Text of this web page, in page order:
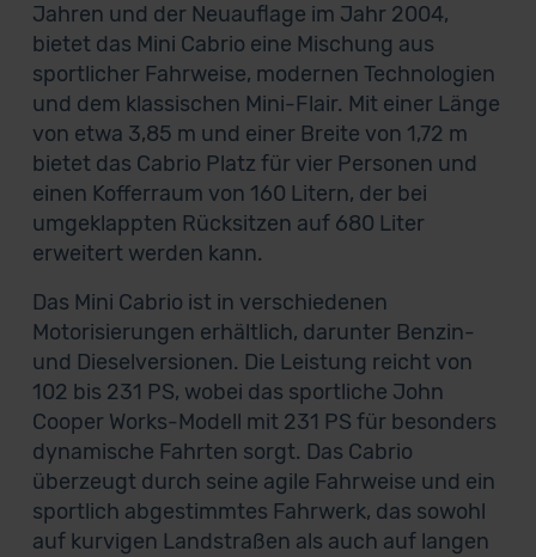
Jahren und der Neuauflage im Jahr 2004,
bietet das Mini Cabrio eine Mischung aus
sportlicher Fahrweise, modernen Technologien
und dem klassischen Mini-Flair. Mit einer Länge
von etwa 3,85 m und einer Breite von 1,72 m
bietet das Cabrio Platz für vier Personen und
einen Kofferraum von 160 Litern, der bei
umgeklappten Rücksitzen auf 680 Liter
erweitert werden kann.
Das Mini Cabrio ist in verschiedenen
Motorisierungen erhältlich, darunter Benzin-
und Dieselversionen. Die Leistung reicht von
102 bis 231 PS, wobei das sportliche John
Cooper Works-Modell mit 231 PS für besonders
dynamische Fahrten sorgt. Das Cabrio
überzeugt durch seine agile Fahrweise und ein
sportlich abgestimmtes Fahrwerk, das sowohl
auf kurvigen Landstraßen als auch auf langen